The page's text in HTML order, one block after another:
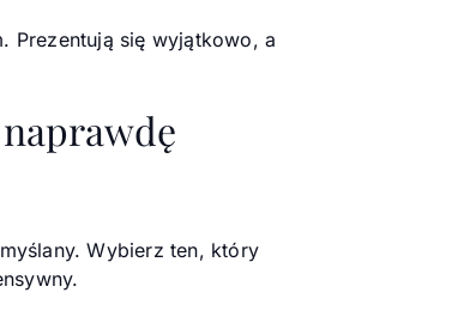
Prezentują się wyjątkowo, a
Wybierz ten, który